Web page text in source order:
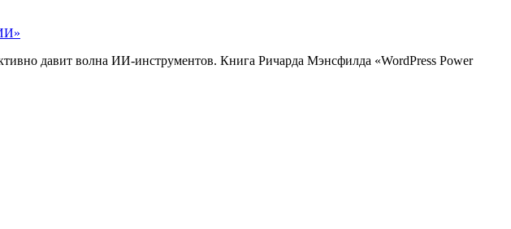
давит волна ИИ‑инструментов. Книга Ричарда Мэнсфилда «WordPress Power